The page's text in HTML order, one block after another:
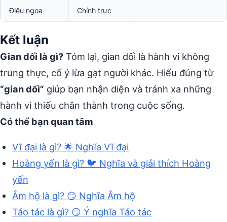
Điêu ngoa Chính trực
Kết luận
Gian dối là gì? Tóm lại, gian dối là hành vi không
trung thực, cố ý lừa gạt người khác. Hiểu đúng từ
“gian dối” giúp bạn nhận diện và tránh xa những
hành vi thiếu chân thành trong cuộc sống.
Có thể bạn quan tâm
Vĩ đại là gì? 🌟 Nghĩa Vĩ đại
Hoàng yến là gì? 🐦 Nghĩa và giải thích Hoàng
yến
Âm hộ là gì? 😏 Nghĩa Âm hộ
Táo tác là gì? 😏 Ý nghĩa Táo tác